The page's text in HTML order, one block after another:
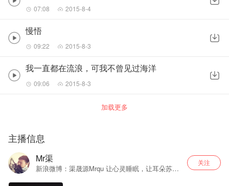
07:08 2015-8-4
慢悟
09:22 2015-8-3
我一直都在流浪，可我不曾见过海洋
09:06 2015-8-3
加载更多
主播信息
Mr渠
新浪微博：渠晟源Mrqu 让心灵睡眠，让耳朵苏
关注